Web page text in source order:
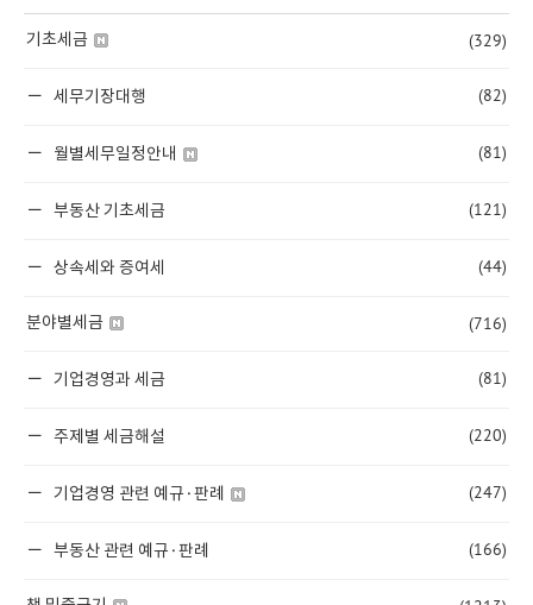
기초세금 (329)
세무기장대행 (82)
월별세무일정안내 (81)
부동산 기초세금 (121)
상속세와 증여세 (44)
분야별세금 (716)
기업경영과 세금 (81)
주제별 세금해설 (220)
기업경영 관련 예규·판례 (247)
부동산 관련 예규·판례 (166)